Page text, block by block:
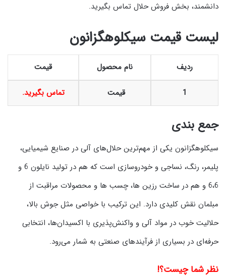
دانشمند، بخش فروش حلال تماس بگیرید.
لیست قیمت سیکلوهگزانون
ردیف نام محصول قیمت
1 قیمت تماس بگیرید.
جمع‌ بندی
سیکلوهگزانون یکی از مهم‌ترین حلال‌های آلی در صنایع شیمیایی،
پلیمر، رنگ، نساجی و خودروسازی است که هم در تولید نایلون 6 و
6،6 و هم در ساخت رزین‌ ها، چسب‌ ها و محصولات مراقبت از
مبلمان نقش کلیدی دارد. این ترکیب با خواصی مثل جوش بالا،
حلالیت خوب در مواد آلی و واکنش‌پذیری با اکسیدان‌ها، انتخابی
حرفه‌ای در بسیاری از فرآیندهای صنعتی به شمار می‌رود.
نظر شما چیست؟!